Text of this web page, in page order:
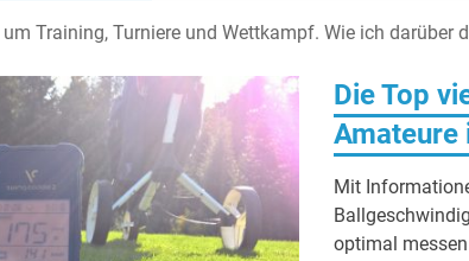
Training, Turniere und Wettkampf. Wie ich darüber
Die Top
Amateure
Mit
optimal